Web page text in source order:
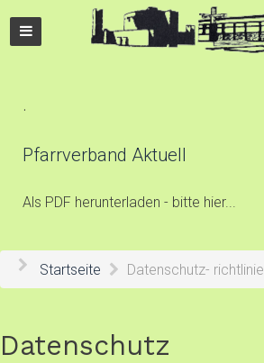
.
Pfarrverband Aktuell
Als PDF herunterladen - bitte hier...
Startseite Datenschutz- richtlinie
Datenschutz